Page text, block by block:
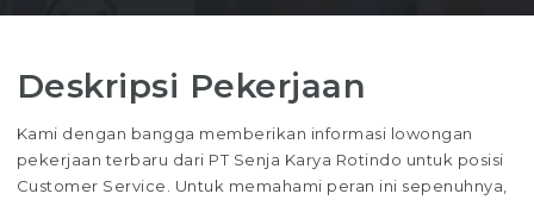
Deskripsi Pekerjaan
Kami dengan bangga memberikan informasi lowongan
pekerjaan terbaru dari PT Senja Karya Rotindo untuk posisi
Customer Service. Untuk memahami peran ini sepenuhnya,